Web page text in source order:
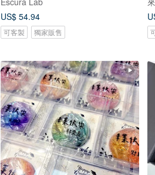
US$ 54.94
可客製 獨家販售